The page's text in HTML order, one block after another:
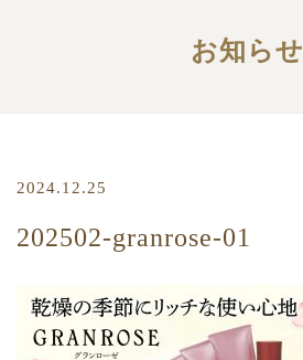
お知らせ
2024.12.25
202502-granrose-01